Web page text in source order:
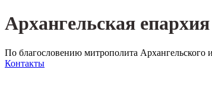
Архангельская епархия
По благословению митрополита Архангельского
Контакты